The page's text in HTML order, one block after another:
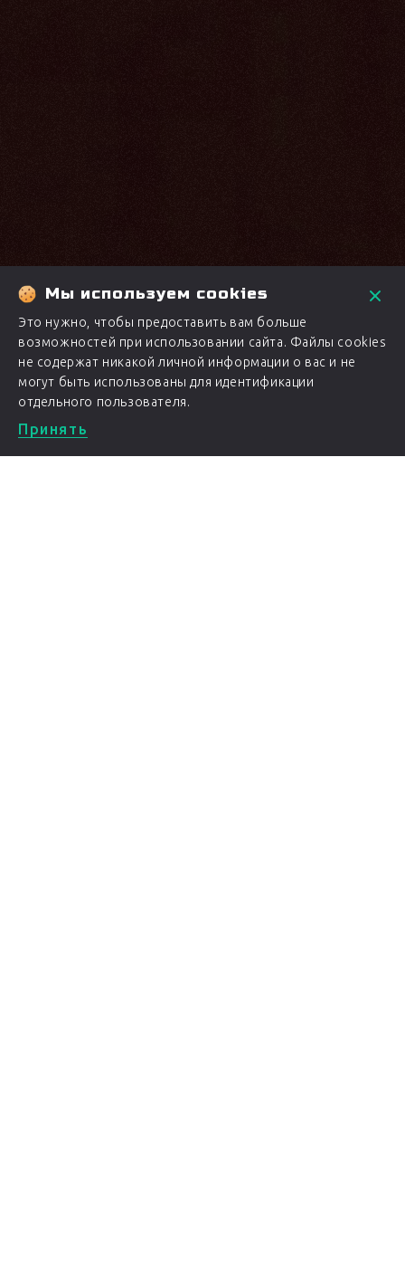
Мы используем cookies
Это нужно, чтобы предоставить вам больше
возможностей при использовании сайта. Файлы cookies
не содержат никакой личной информации о вас и не
могут быть использованы для идентификации
отдельного пользователя.
Принять